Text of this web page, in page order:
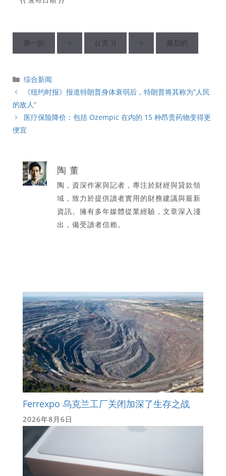
第一的 < {{ 页 }} > 最后的
分
類
综合新闻
《纽约时报》报道特朗普身体衰弱后，特朗普将其称为“人民
的敌人”
医疗保险降价：包括 Ozempic 在内的 15 种昂贵药物变得更
便宜
陶 董
陶，資深作家與記者，專注於財經與貸款領
域，致力於提供讀者實用的財務建議與最新
資訊。擁有多年媒體從業經驗，文章深入淺
出，備受讀者信賴。
Ferrexpo 乌克兰工厂关闭加深了生存之战
2026年8月6日